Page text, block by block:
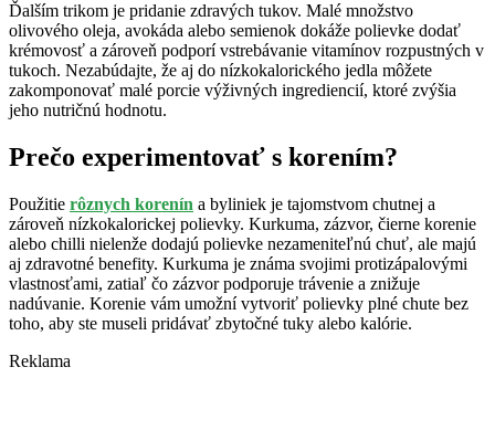
Ďalším trikom je pridanie zdravých tukov. Malé množstvo
olivového oleja, avokáda alebo semienok dokáže polievke dodať
krémovosť a zároveň podporí vstrebávanie vitamínov rozpustných v
tukoch. Nezabúdajte, že aj do nízkokalorického jedla môžete
zakomponovať malé porcie výživných ingrediencií, ktoré zvýšia
jeho nutričnú hodnotu.
Prečo experimentovať s korením?
Použitie rôznych korenín a byliniek je tajomstvom chutnej a
zároveň nízkokalorickej polievky. Kurkuma, zázvor, čierne korenie
alebo chilli nielenže dodajú polievke nezameniteľnú chuť, ale majú
aj zdravotné benefity. Kurkuma je známa svojimi protizápalovými
vlastnosťami, zatiaľ čo zázvor podporuje trávenie a znižuje
nadúvanie. Korenie vám umožní vytvoriť polievky plné chute bez
toho, aby ste museli pridávať zbytočné tuky alebo kalórie.
Reklama